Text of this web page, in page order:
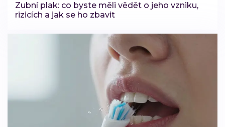
Zubní plak: co byste měli vědět o jeho vzniku,
rizicích a jak se ho zbavit